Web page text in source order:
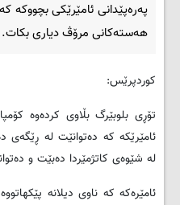
په‌ره‌پێدانی ئامێرێکى بچووکه‌
هه‌سته‌کانی مرۆڤ دیاری بکات.
کوردپرێس:
تۆڕی بلوبێرگ بڵاوی کرده‌وه‌
ئامێرێکه‌ که‌ ده‌توانێت له‌ ڕێگه‌ی
له‌ شێوه‌ى کاتژمێردا ده‌بێت و
ئامێره‌که‌ که‌ ناوی دیلانه‌